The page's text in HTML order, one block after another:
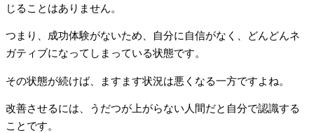
じることはありません。
つまり、成功体験がないため、自分に自信がなく、どんどんネ
ガティブになってしまっている状態です。
その状態が続けば、ますます状況は悪くなる一方ですよね。
改善させるには、うだつが上がらない人間だと自分で認識する
ことです。